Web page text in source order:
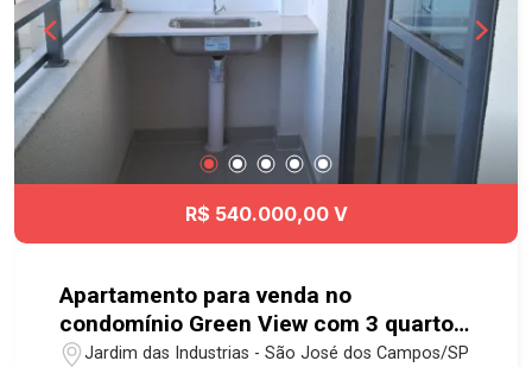
R$ 540.000,00 V
Apartamento para venda no
condomínio Green View com 3 quartos
sendo 1 suíte - 66,82 m² - No bairro
Jardim das Industrias - São José dos Campos/SP